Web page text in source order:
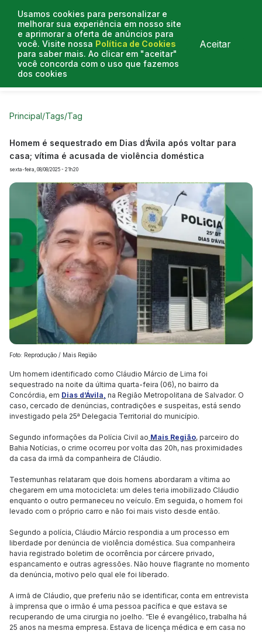
Usamos cookies para personalizar e
melhorar sua experiência em nosso site
e aprimorar a oferta de anúncios para
você. Visite nossa Política de Cookies
para saber mais. Ao clicar em "aceitar"
você concorda com o uso que fazemos
dos cookies
Aceitar
Curtas do Poder
Principal/Tags/Tag
Homem é sequestrado em Dias d’Ávila após voltar para
casa; vítima é acusada de violência doméstica
sexta-feira, 08/08/2025 - 21h20
Foto: Reprodução / Mais Região
Um homem identificado como Cláudio Márcio de Lima foi
sequestrado na noite da última quarta-feira (06), no bairro da
Concórdia, em Dias d’Ávila, na Região Metropolitana de Salvador. O
caso, cercado de denúncias, contradições e suspeitas, está sendo
investigado pela 25ª Delegacia Territorial do município.
Segundo informações da Polícia Civil ao Mais Região, parceiro do
Bahia Notícias, o crime ocorreu por volta das 20h, nas proximidades
da casa da irmã da companheira de Cláudio.
Testemunhas relataram que dois homens abordaram a vítima ao
chegarem em uma motocicleta: um deles teria imobilizado Cláudio
enquanto o outro permaneceu no veículo. Em seguida, o homem foi
levado com o próprio carro e não foi mais visto desde então.
Segundo a polícia, Cláudio Márcio respondia a um processo em
liberdade por denúncia de violência doméstica. Sua companheira
havia registrado boletim de ocorrência por cárcere privado,
espancamento e outras agressões. Não houve flagrante no momento
da denúncia, motivo pelo qual ele foi liberado.
A irmã de Cláudio, que preferiu não se identificar, conta em entrevista
à imprensa que o irmão é uma pessoa pacífica e que estava se
recuperando de uma cirurgia no joelho. “Ele é evangélico, trabalha há
25 anos na mesma empresa. Estava de licença médica e em casa no